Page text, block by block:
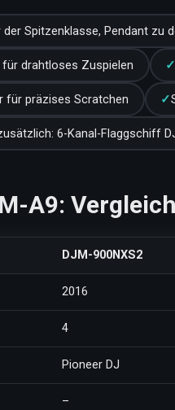
der Spitzenklasse, Pendant zu
für drahtloses Zuspielen
für präzises Scratchen
6-Kanal-Flaggschiff
A9:
DJM-900NXS2
2016
4
Pioneer DJ
–